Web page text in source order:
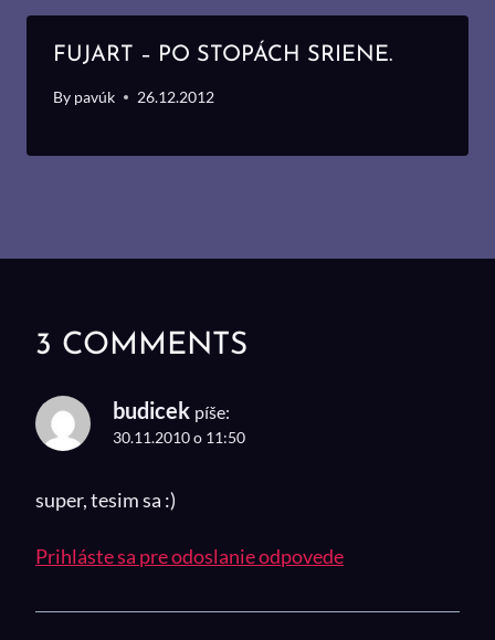
FUJART – PO STOPÁCH SRIENE.
By pavúk 26.12.2012
3 COMMENTS
budicek píše:
30.11.2010 o 11:50
super, tesim sa :)
Prihláste sa pre odoslanie odpovede